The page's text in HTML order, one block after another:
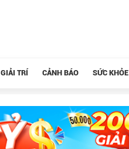
GIẢI TRÍ CẢNH BÁO SỨC KHỎE